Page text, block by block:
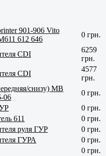
901-906 Vito
612 646
0 грн.
CDI
6259
грн.
CDI
4577
грн.
снизу) MB
06
0 грн.
0 грн.
611
0 грн.
руля ГУР
0 грн.
ГУРА
0 грн.
0 грн.